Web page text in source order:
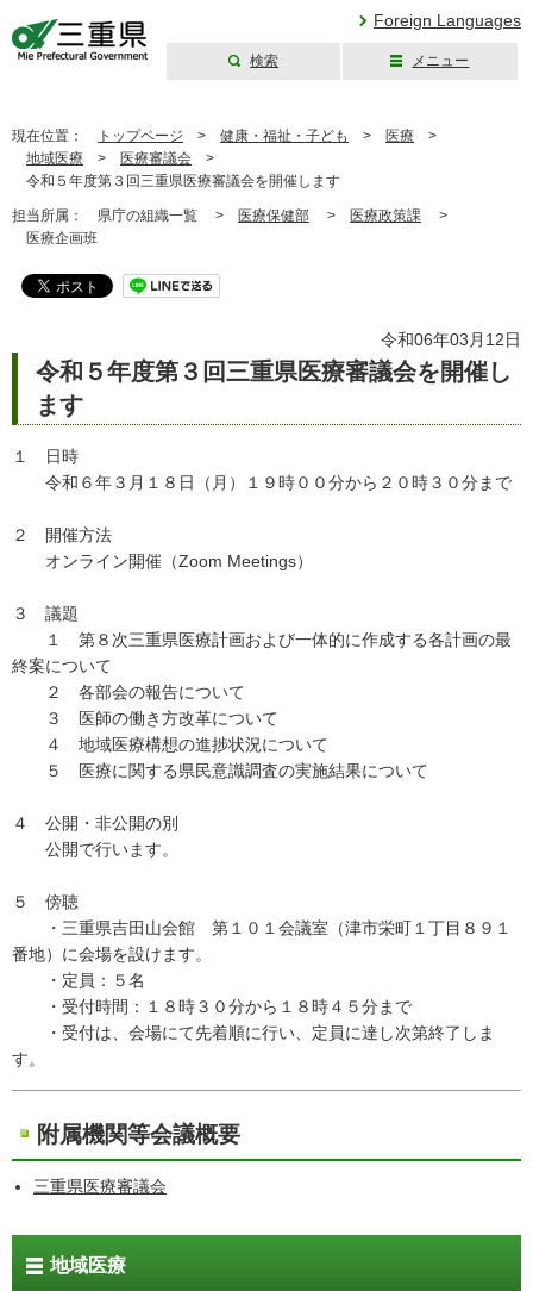
Foreign Languages
検索 メニュー
現在位置： トップページ > 健康・福祉・子ども > 医療 >
地域医療 > 医療審議会 >
令和５年度第３回三重県医療審議会を開催します
担当所属： 県庁の組織一覧 > 医療保健部 > 医療政策課 >
医療企画班
令和06年03月12日
令和５年度第３回三重県医療審議会を開催し
ます
１ 日時
令和６年３月１８日（月）１９時００分から２０時３０分まで
２ 開催方法
オンライン開催（Zoom Meetings）
３ 議題
１ 第８次三重県医療計画および一体的に作成する各計画の最
終案について
２ 各部会の報告について
３ 医師の働き方改革について
４ 地域医療構想の進捗状況について
５ 医療に関する県民意識調査の実施結果について
４ 公開・非公開の別
公開で行います。
５ 傍聴
・三重県吉田山会館 第１０１会議室（津市栄町１丁目８９１
番地）に会場を設けます。
・定員：５名
・受付時間：１８時３０分から１８時４５分まで
・受付は、会場にて先着順に行い、定員に達し次第終了しま
す。
附属機関等会議概要
三重県医療審議会
地域医療